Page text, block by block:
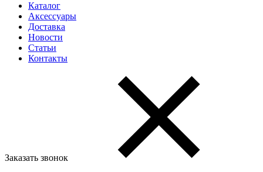
Каталог
Аксессуары
Доставка
Новости
Статьи
Контакты
Заказать звонок